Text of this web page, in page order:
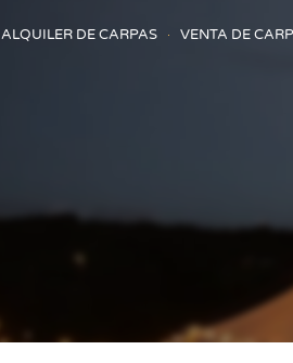
ALQUILER DE CARPAS VENTA DE